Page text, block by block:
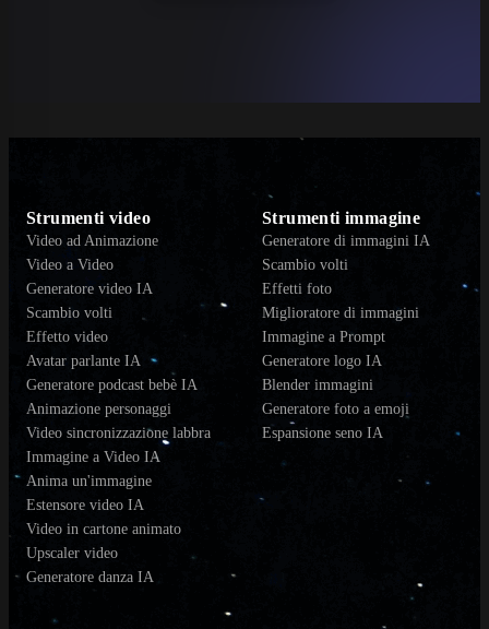
Strumenti video
Video ad Animazione
Video a Video
Generatore video IA
Scambio volti
Effetto video
Avatar parlante IA
Generatore podcast bebè IA
Animazione personaggi
Video sincronizzazione labbra
Immagine a Video IA
Anima un'immagine
Estensore video IA
Video in cartone animato
Upscaler video
Generatore danza IA
Strumenti immagine
Generatore di immagini IA
Scambio volti
Effetti foto
Miglioratore di immagini
Immagine a Prompt
Generatore logo IA
Blender immagini
Generatore foto a emoji
Espansione seno IA